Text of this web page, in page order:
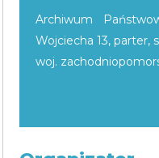
Archiwum
Wojciecha 13, parter,
woj.